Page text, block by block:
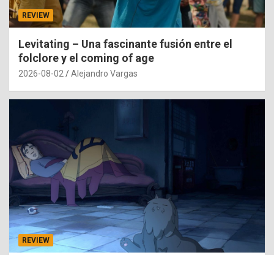
REVIEW
Levitating – Una fascinante fusión entre el
folclore y el coming of age
2026-08-02 Alejandro Vargas
REVIEW